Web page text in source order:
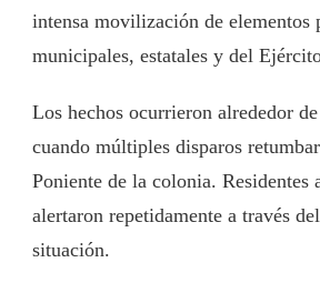
intensa movilización de elementos
municipales, estatales y del
Los hechos ocurrieron alrededor
cuando múltiples disparos
Poniente de la colonia. Residentes
alertaron repetidamente a través
situación.